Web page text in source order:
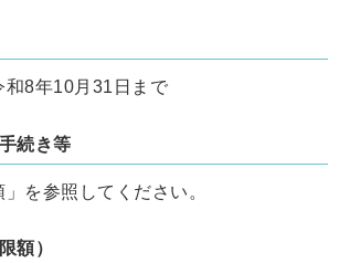
和8年10月31日まで
続き等
を参照してください。
額）